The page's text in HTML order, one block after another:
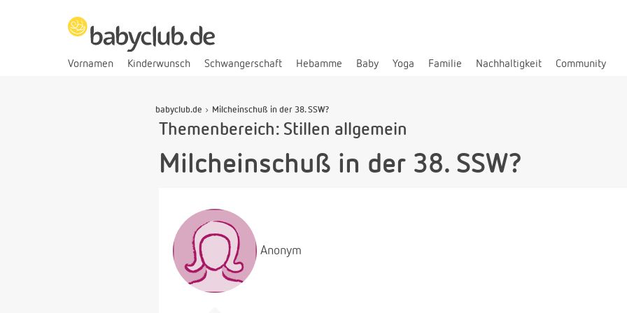
Vornamen Kinderwunsch Schwangerschaft Hebamme Baby Yoga Familie Nachhaltigkeit Community
babyclub.de Milcheinschuß in der 38. SSW?
Themenbereich: Stillen allgemein
Milcheinschuß in der 38. SSW?
Anonym